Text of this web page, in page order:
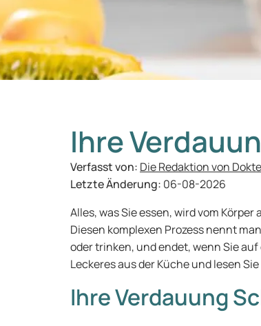
Ihre
Verfasst von: Die Redaktion von
Letzte Änderung: 06-08-2026
Alles, was Sie essen, wird vom
Diesen komplexen Prozess nennt
oder trinken, und endet, wenn Sie
Leckeres aus der Küche und lesen
Ihre Verdauung